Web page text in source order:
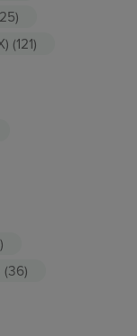
(121)
(36)